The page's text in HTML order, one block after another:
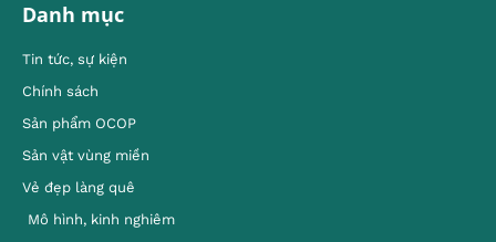
Danh mục
Tin tức, sự kiện
Chính sách
Sản phẩm OCOP
Sản vật vùng miền
Vẻ đẹp làng quê
Mô hình, kinh nghiêm